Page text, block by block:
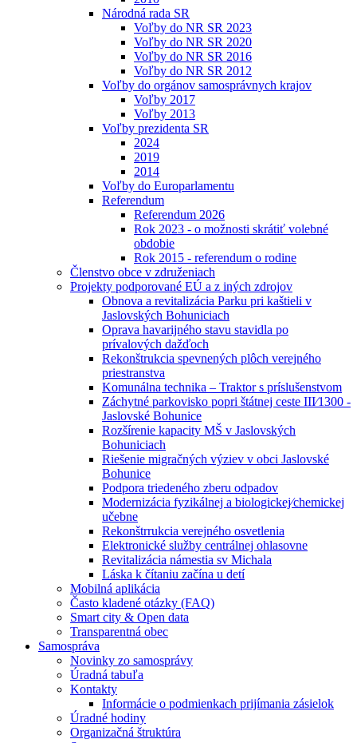
Národná rada SR
Voľby do NR SR 2023
Voľby do NR SR 2020
Voľby do NR SR 2016
Voľby do NR SR 2012
Voľby do orgánov samosprávnych krajov
Voľby 2017
Voľby 2013
Voľby prezidenta SR
2024
2019
2014
Voľby do Europarlamentu
Referendum
Referendum 2026
Rok 2023 - o možnosti skrátiť volebné
obdobie
Rok 2015 - referendum o rodine
Členstvo obce v združeniach
Projekty podporované EÚ a z iných zdrojov
Obnova a revitalizácia Parku pri kaštieli v
Jaslovských Bohuniciach
Oprava havarijného stavu stavidla po
prívalových dažďoch
Rekonštrukcia spevnených plôch verejného
priestranstva
Komunálna technika – Traktor s príslušenstvom
Záchytné parkovisko popri štátnej ceste III⁄1300 -
Jaslovské Bohunice
Rozšírenie kapacity MŠ v Jaslovských
Bohuniciach
Riešenie migračných výziev v obci Jaslovské
Bohunice
Podpora triedeného zberu odpadov
Modernizácia fyzikálnej a biologickej⁄chemickej
učebne
Rekonštrrukcia verejného osvetlenia
Elektronické služby centrálnej ohlasovne
Revitalizácia námestia sv Michala
Láska k čítaniu začína u detí
Mobilná aplikácia
Často kladené otázky (FAQ)
Smart city & Open data
Transparentná obec
Samospráva
Novinky zo samosprávy
Úradná tabuľa
Kontakty
Informácie o podmienkach prijímania zásielok
Úradné hodiny
Organizačná štruktúra